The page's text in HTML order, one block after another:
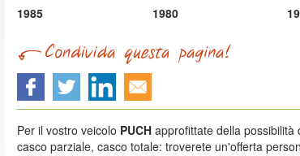
1985
1980
Per il vostro veicolo PUCH approfittate della
casco parziale, casco totale: troverete un'offerta